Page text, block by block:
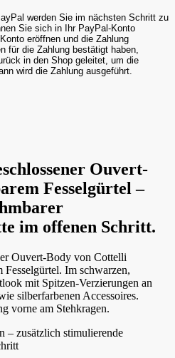
Ouvert-
Fesselgürtel –
im offenen Schritt.
Ouvert-Body von Cottelli
Im schwarzen,
mit Spitzen-Verzierungen an
silberfarbenen Accessoires.
vorne am Stehkragen.
– zusätzlich stimulierende